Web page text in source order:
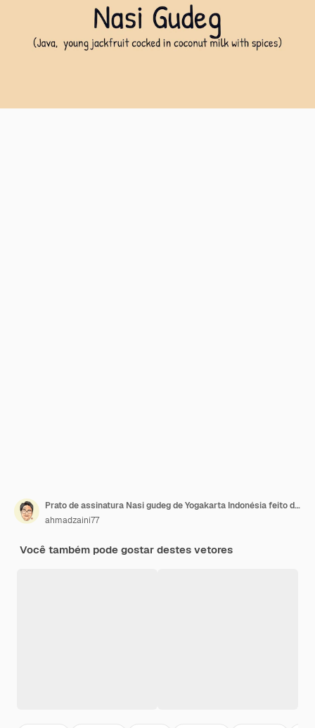
Prato de assinatura Nasi gudeg de Yogakarta Indonésia feito de ensopado doce de jaca verde
ahmadzaini77
Você também pode gostar destes vetores